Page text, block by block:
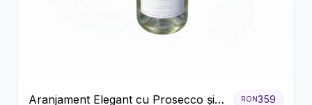
Aranjament Elegant cu Prosecco și
RON359